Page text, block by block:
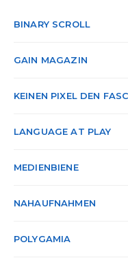
BINARY SCROLL
GAIN MAGAZIN
KEINEN PIXEL DEN
LANGUAGE AT PLAY
MEDIENBIENE
NAHAUFNAHMEN
POLYGAMIA